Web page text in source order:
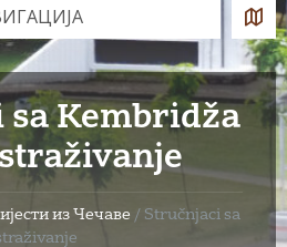
sa Kembridža
из Чечаве / Stručnjaci sa